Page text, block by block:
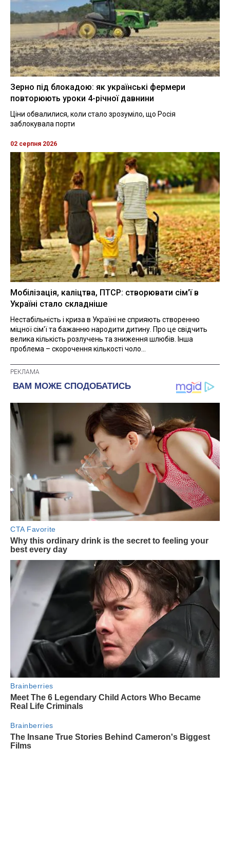
Зерно під блокадою: як українські фермери
повторюють уроки 4-річної давнини
Ціни обвалилися, коли стало зрозуміло, що Росія
заблокувала порти
02 серпня 2026
Мобілізація, каліцтва, ПТСР: створювати сім'ї в
Україні стало складніше
Нестабільність і криза в Україні не сприяють створенню
міцної сім'ї та бажанню народити дитину. Про це свідчить
велика кількість розлучень та зниження шлюбів. Інша
проблема – скорочення кількості чоло...